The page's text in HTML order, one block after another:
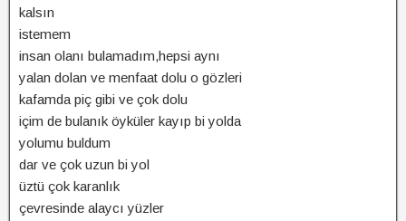
kalsın
istemem
insan olanı bulamadım,hepsi aynı
yalan dolan ve menfaat dolu o gözleri
kafamda piç gibi ve çok dolu
içim de bulanık öyküler kayıp bi yolda
yolumu buldum
dar ve çok uzun bi yol
üztü çok karanlık
çevresinde alaycı yüzler